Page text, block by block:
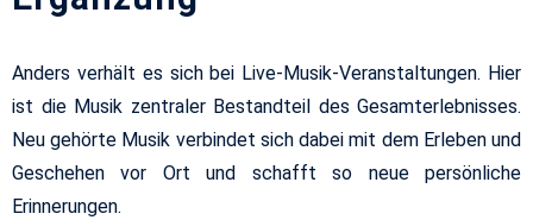
Anders verhält es sich bei Live-Musik-Veranstaltungen. Hier
ist die Musik zentraler Bestandteil des Gesamterlebnisses.
Neu gehörte Musik verbindet sich dabei mit dem Erleben und
Geschehen vor Ort und schafft so neue persönliche
Erinnerungen.